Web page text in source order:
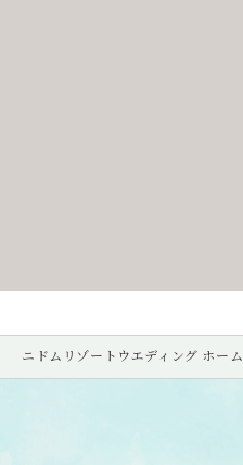
ニドムリゾートウエディング ホーム